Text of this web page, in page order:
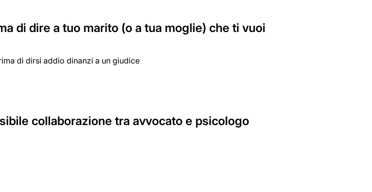
di dire a tuo marito (o a tua moglie) che ti vuoi
di dirsi addio dinanzi a un giudice
collaborazione tra avvocato e psicologo